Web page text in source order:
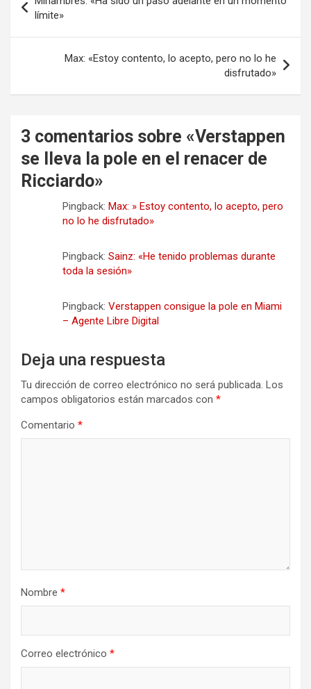
de
entradas
límite»
Max: «Estoy contento, lo acepto, pero no lo he
disfrutado»
3 comentarios sobre «Verstappen
se lleva la pole en el renacer de
Ricciardo»
Pingback: Max: » Estoy contento, lo acepto, pero
no lo he disfrutado»
Pingback: Sainz: «He tenido problemas durante
toda la sesión»
Pingback: Verstappen consigue la pole en Miami
– Agente Libre Digital
Deja una respuesta
Tu dirección de correo electrónico no será publicada. Los
campos obligatorios están marcados con *
Comentario *
Nombre *
Correo electrónico *